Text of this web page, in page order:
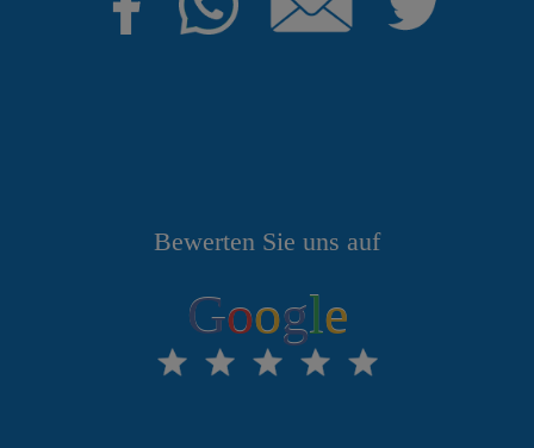
Bewerten Sie uns auf
Google